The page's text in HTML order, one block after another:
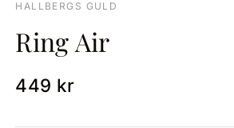
HALLBERGS GULD
Ring Air
449 kr